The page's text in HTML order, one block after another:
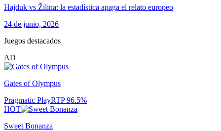
Hajduk vs Žilina: la estadística apaga el relato europeo
24 de junio, 2026
Juegos destacados
AD
Gates of Olympus
Pragmatic PlayRTP96.5%
HOT
Sweet Bonanza